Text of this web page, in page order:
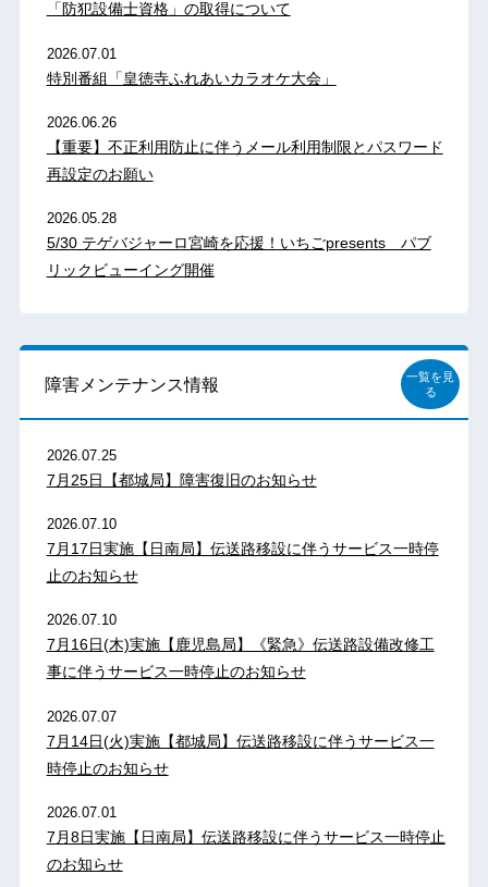
「防犯設備士資格」の取得について
2026.07.01
特別番組「皇徳寺ふれあいカラオケ大会」
2026.06.26
【重要】不正利用防止に伴うメール利用制限とパスワード
再設定のお願い
2026.05.28
5/30 テゲバジャーロ宮崎を応援！いちごpresents パブ
リックビューイング開催
障害メンテナンス情報
一覧を見
る
2026.07.25
7月25日【都城局】障害復旧のお知らせ
2026.07.10
7月17日実施【日南局】伝送路移設に伴うサービス一時停
止のお知らせ
2026.07.10
7月16日(木)実施【鹿児島局】《緊急》伝送路設備改修工
事に伴うサービス一時停止のお知らせ
2026.07.07
7月14日(火)実施【都城局】伝送路移設に伴うサービス一
時停止のお知らせ
2026.07.01
7月8日実施【日南局】伝送路移設に伴うサービス一時停止
のお知らせ